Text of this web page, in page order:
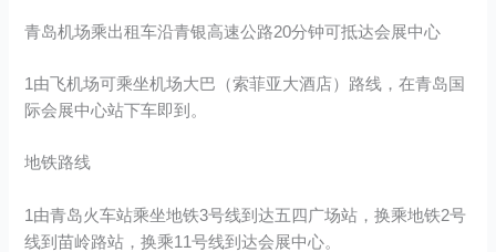
青岛机场乘出租车沿青银高速公路20分钟可抵达会展中心
1由飞机场可乘坐机场大巴（索菲亚大酒店）路线，在青岛国
际会展中心站下车即到。
地铁路线
1由青岛火车站乘坐地铁3号线到达五四广场站，换乘地铁2号
线到苗岭路站，换乘11号线到达会展中心。